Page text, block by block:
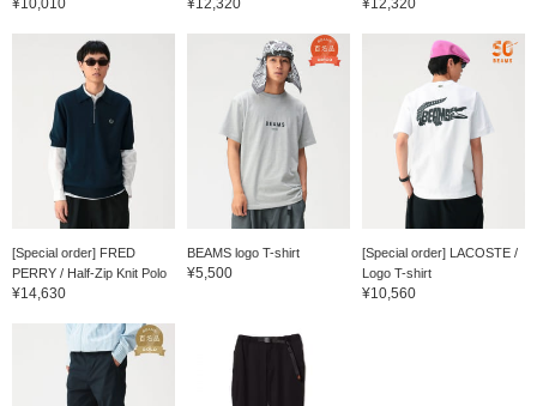
[Special order] FRED
PERRY / Half-Zip Knit Polo
¥14,630
BEAMS logo T-shirt
¥5,500
[Special order] LACOSTE /
Logo T-shirt
¥10,560